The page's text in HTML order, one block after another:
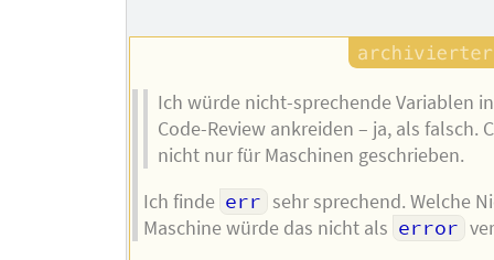
Ich würde nicht-sprechende Variablen
Code-Review ankreiden – ja, als falsch.
nicht nur für Maschinen geschrieben.
Ich finde err sehr sprechend. Welche
Maschine würde das nicht als error